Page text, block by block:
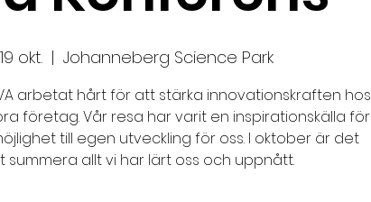
okt.
  |
Johanneberg Science Park
arbetat hårt för att stärka innovationskraften hos
företag. Vår resa har varit en inspirationskälla för
till egen utveckling för oss. I oktober är det
summera allt vi har lärt oss och uppnått.